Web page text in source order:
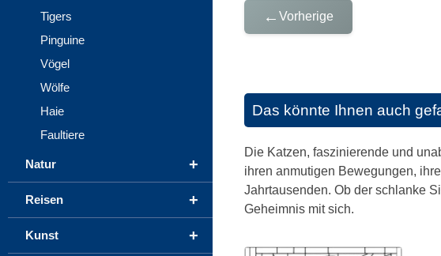
← Vorherige
Das könnte Ihnen auch
Die Katzen, faszinierende und
ihren anmutigen Bewegungen,
Jahrtausenden. Ob der schlanke
Geheimnis mit sich.
Tigers
Pinguine
Vögel
Wölfe
Haie
Faultiere
+
Natur
+
Reisen
+
Kunst